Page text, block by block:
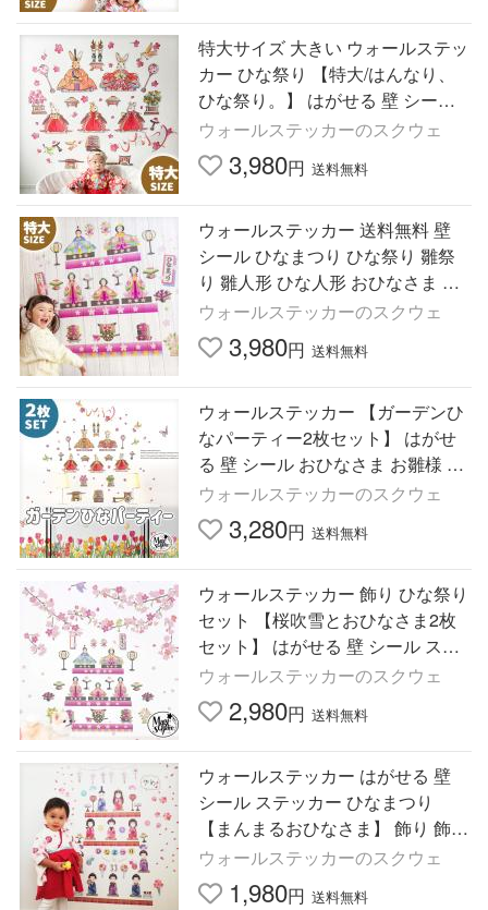
特大サイズ 大きい ウォールステッ
カー ひな祭り 【特大/はんなり、
ひな祭り。】 はがせる 壁 シール
飾り おしゃれ 店内装飾 おひなさ
ま おひな様 受注印刷
ウォールステッカーのスクウェ
3,980円 送料無料
ウォールステッカー 送料無料 壁
シール ひなまつり ひな祭り 雛祭
り 雛人形 ひな人形 おひなさま お
ひな様 お雛様 雛壇 ひな壇 受注印
刷
ウォールステッカーのスクウェ
3,980円 送料無料
ウォールステッカー 【ガーデンひ
なパーティー2枚セット】 はがせ
る 壁 シール おひなさま お雛様 お
ひな様 ひなまつり ひな祭り 雛祭
り 受注印刷
ウォールステッカーのスクウェ
3,280円 送料無料
ウォールステッカー 飾り ひな祭り
セット 【桜吹雪とおひなさま2枚
セット】 はがせる 壁 シール ステ
ッカー 壁紙 飾りつけ おひな様 ひ
なまつり
ウォールステッカーのスクウェ
2,980円 送料無料
ウォールステッカー はがせる 壁
シール ステッカー ひなまつり
【まんまるおひなさま】 飾り 飾り
つけ お雛様 おひな様 ひな祭り 受
注印刷
ウォールステッカーのスクウェ
1,980円 送料無料